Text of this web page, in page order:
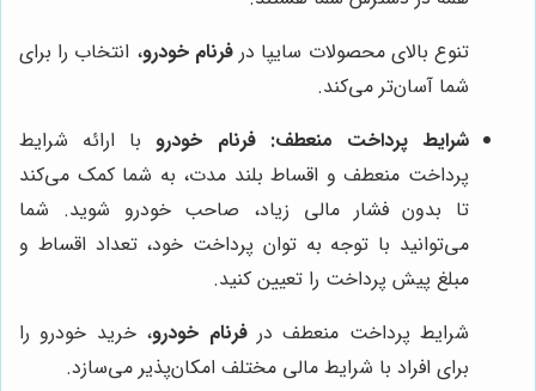
تنوع بالای محصولات سایپا درفرنام خودرو، انتخاب را برای
شما آسان‌تر می‌کند.
شرایط پرداخت منعطف: فرنام خودرو با ارائه شرایط
پرداخت منعطف و اقساط بلند مدت، به شما کمک می‌کند
تا بدون فشار مالی زیاد، صاحب خودرو شوید. شما
می‌توانید با توجه به توان پرداخت خود، تعداد اقساط و
مبلغ پیش پرداخت را تعیین کنید.
شرایط پرداخت منعطف درفرنام خودرو، خرید خودرو را
برای افراد با شرایط مالی مختلف امکان‌پذیر می‌سازد.